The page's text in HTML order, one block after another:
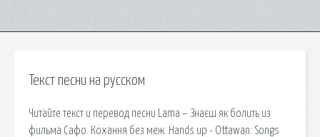
Текст песни на русском
Читайте текст и перевод песни Lama – Знаєш як болить из
фильма Сафо. Кохання без меж. Hands up - Оttawan: Songs